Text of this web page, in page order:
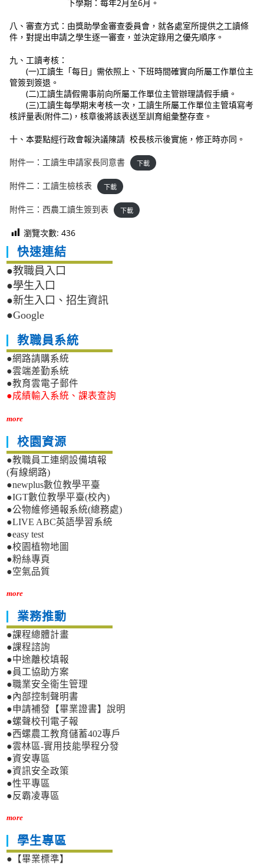
下學期：每年2月至6月。
八、審查方式：由獎助學金審查委員會，就各處室所提供之工讀條
件，對提出申請之學生逐一審查，並決定錄用之優先順序。
九、工讀考核：
(一)工讀生「每日」需依照上、下班時間確實向所屬工作單位主
管簽到簽退。
(二)工讀生請假需事前向所屬工作單位主管辦理請假手續。
(三)工讀生每學期末考核一次，工讀生所屬工作單位主管填寫考
核評量表(附件二)，核章後將該表送至訓育組彙整存查。
十、本要點經行政會報決議陳請 校長核示後實施，修正時亦同。
附件一：工讀生申請家長同意書 下載
附件二：工讀生檢核表 下載
附件三：西農工讀生簽到表 下載
瀏覽次數: 436
快速連結
●教職員入口
●學生入口
●新生入口、招生資訊
●Google
教職員系統
●網路請購系統
●雲端差勤系統
●教育雲電子郵件
●成績輸入系統、課表查詢
more
校園資源
●教職員工連網設備填報
(有線網路)
●newplus數位教學平臺
●IGT數位教學平臺(校內)
●公物維修通報系統(總務處)
●LIVE ABC英語學習系統
●easy test
●校園植物地圖
●粉絲專頁
●空氣品質
more
業務推動
●課程總體計畫
●課程諮詢
●中途離校填報
●員工協助方案
●職業安全衛生管理
●內部控制聲明書
●申請補發【畢業證書】說明
●螺聲校刊電子報
●西螺農工教育儲蓄402專戶
●雲林區-實用技能學程分發
●資安專區
●資訊安全政策
●性平專區
●反霸凌專區
more
學生專區
●【畢業標準】